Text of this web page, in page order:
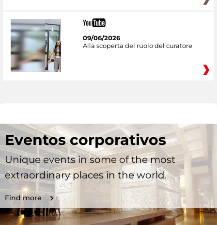
09/06/2026
Alla scoperta del ruolo del curatore
Eventos corporativos
Unique events in some of the most
extraordinary places in the world.
Find more